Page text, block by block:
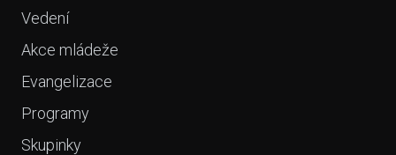
Vedení
Akce mládeže
Evangelizace
Programy
Skupinky